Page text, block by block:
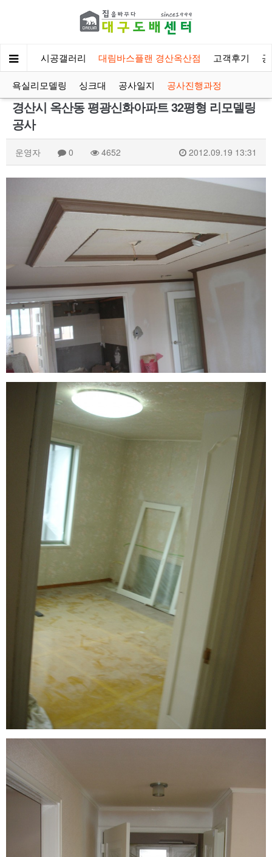
소개 시공갤러리 대림바스플랜 경산옥산점 고객후기
욕실리모델링 싱크대 공사일지 공사진행과정
경산시 옥산동 평광신화아파트 32평형 리모델링
공사
운영자 0 4652 2012.09.19 13:31